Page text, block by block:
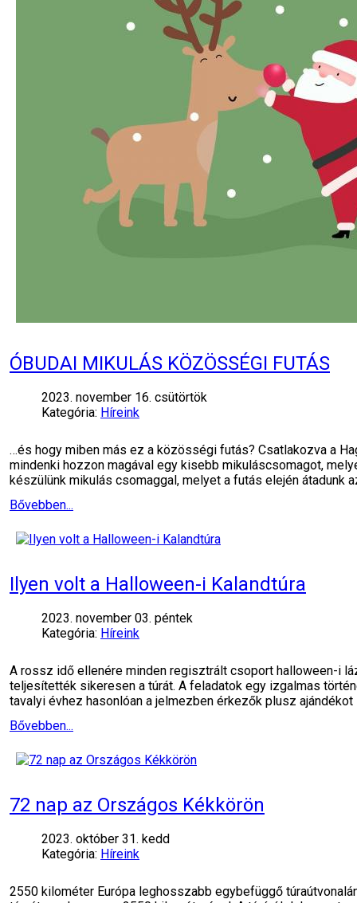
ÓBUDAI MIKULÁS KÖZÖSSÉGI FUTÁS
2023. november 16. csütörtök
Kategória: Híreink
…és hogy miben más ez a közösségi futás? Csatlakozva a
mindenki hozzon magával egy kisebb mikuláscsomagot,
készülünk mikulás csomaggal, melyet a futás elején átadunk
Bővebben...
Ilyen volt a Halloween-i Kalandtúra
2023. november 03. péntek
Kategória: Híreink
A rossz idő ellenére minden regisztrált csoport halloween-i
teljesítették sikeresen a túrát. A feladatok egy izgalmas
tavalyi évhez hasonlóan a jelmezben érkezők plusz ajándékot
Bővebben...
72 nap az Országos Kékkörön
2023. október 31. kedd
Kategória: Híreink
2550 kilométer Európa leghosszabb egybefüggő